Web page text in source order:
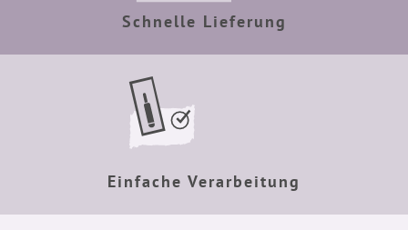
Schnelle Lieferung
Einfache Verarbeitung